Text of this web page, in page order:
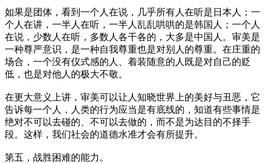
如果是团体，看到一个人在说，几乎所有人在听是日本人；一
个人在讲，一半人在听，一半人乱乱哄哄的是韩国人；一个人
在说，少数人在听，多数人各干各的，大多是中国人。审美是
一种尊严意识，是一种自我尊重也是对别人的尊重。在庄重的
场合，一个没有仪式感的人、着装随意的人既是对自己的贬
低，也是对他人的极大不敬。
在更大意义上讲，审美可以让人知晓世界上的美好与丑恶，它
告诉每一个人，人类的行为应当是有底线的，知道有些事情是
绝对不可以去碰的、不可以去做的，而不是为达目的不择手
段。这样，我们社会的道德水准才会有所提升。
第五，战胜困难的能力。